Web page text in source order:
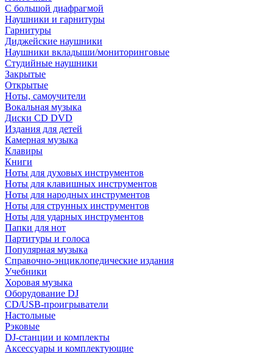
С большой диафрагмой
Наушники и гарнитуры
Гарнитуры
Диджейские наушники
Наушники вкладыши/мониторинговые
Студийные наушники
Закрытые
Открытые
Ноты, самоучители
Вокальная музыка
Диски CD DVD
Издания для детей
Камерная музыка
Клавиры
Книги
Ноты для духовых инструментов
Ноты для клавишных инструментов
Ноты для народных инструментов
Ноты для струнных инструментов
Ноты для ударных инструментов
Папки для нот
Партитуры и голоса
Популярная музыка
Справочно-энциклопедические издания
Учебники
Хоровая музыка
Оборудование DJ
CD/USB-проигрыватели
Настольные
Рэковые
DJ-станции и комплекты
Аксессуары и комплектующие